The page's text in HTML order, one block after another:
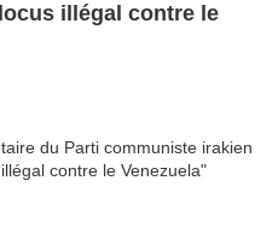
illégal contre le